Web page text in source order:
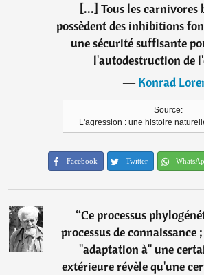
[...] Tous les carnivores
possèdent des inhibitions
une sécurité suffisante
l'autodestruction de
―Konrad
Source:
L'agression : une histoire
Facebook Twitter
“Ce processus
processus de connaissance
"adaptation à" une
extérieure révèle qu'une